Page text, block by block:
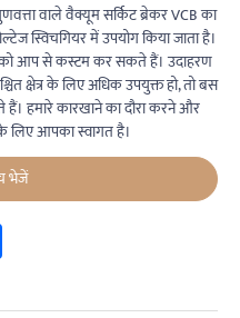
वाले वैक्यूम सर्किट ब्रेकर VCB का
स्विचगियर में उपयोग किया जाता है।
को आप से कस्टम कर सकते हैं। उदाहरण
क्षेत्र के लिए अधिक उपयुक्त हो, तो बस
हमारे कारखाने का दौरा करने और
लिए आपका स्वागत है।
भेजें